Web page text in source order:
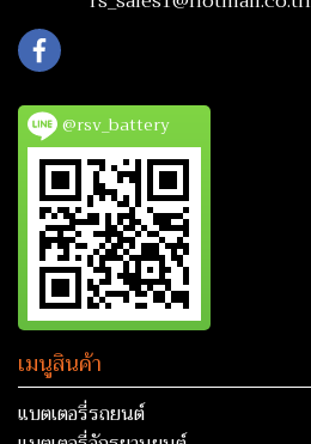
@rsv_battery
เมนูสินค้า
แบตเตอรี่รถยนต์